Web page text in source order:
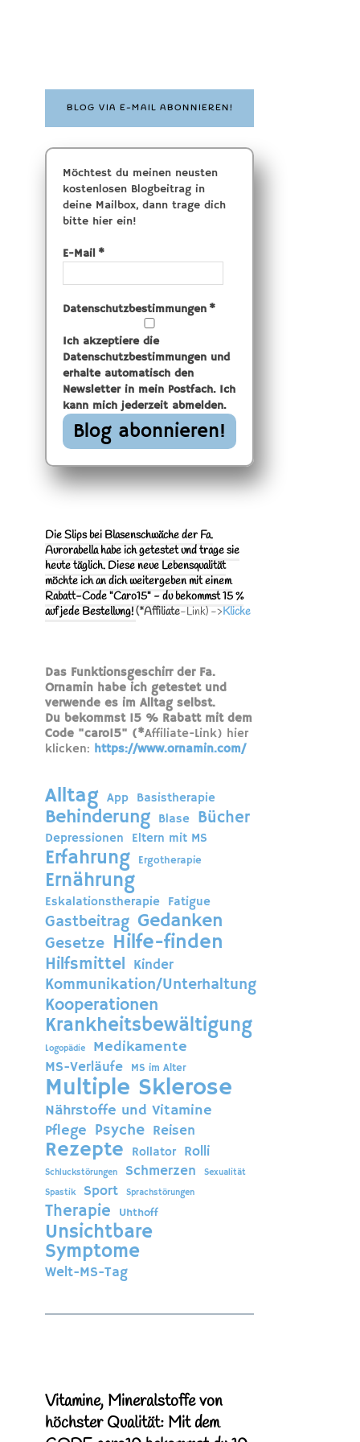
BLOG VIA E-MAIL ABONNIEREN!
Möchtest du meinen neusten
kostenlosen Blogbeitrag in
deine Mailbox, dann trage dich
bitte hier ein!
E-Mail *
Datenschutzbestimmungen *
Ich akzeptiere die
Datenschutzbestimmungen und
erhalte automatisch den
Newsletter in mein Postfach. Ich
kann mich jederzeit abmelden.
Die Slips bei Blasenschwäche der Fa.
Aurorabella habe ich getestet und trage sie
heute täglich. Diese neue Lebensqualität
möchte ich an dich weitergeben mit einem
Rabatt-Code "Caro15" - du bekommst 15 %
auf jede Bestellung!(*Affiliate-Link) ->Klicke
Das Funktionsgeschirr der Fa.
Ornamin habe ich getestet und
verwende es im Alltag selbst.
Du bekommst 15 % Rabatt mit dem
Code "caro15" (*Affiliate-Link) hier
klicken: https://www.ornamin.com/
Alltag App Basistherapie
Behinderung Blase Bücher
Depressionen Eltern mit MS
Erfahrung Ergotherapie
Ernährung
Eskalationstherapie Fatigue
Gastbeitrag Gedanken
Gesetze Hilfe-finden
Hilfsmittel Kinder
Kommunikation/Unterhaltung
Kooperationen
Krankheitsbewältigung
Logopädie Medikamente
MS-Verläufe MS im Alter
Multiple Sklerose
Nährstoffe und Vitamine
Pflege Psyche Reisen
Rezepte Rollator Rolli
Schluckstörungen Schmerzen
Sexualität
Spastik
Sport Sprachstörungen
Therapie Uhthoff
Unsichtbare
Symptome
Welt-MS-Tag
Vitamine, Mineralstoffe von
höchster Qualität: Mit dem